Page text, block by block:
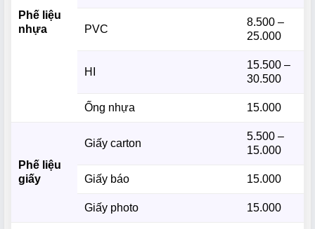
Phế liệu
nhựa
PVC
8.500 –
25.000
HI
15.500 –
30.500
Ống nhựa 15.000
Phế liệu
giấy
Giấy carton
5.500 –
15.000
Giấy báo 15.000
Giấy photo 15.000